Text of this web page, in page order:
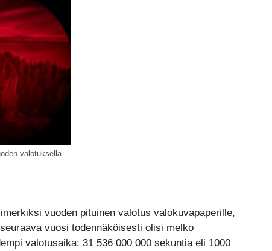
valotuksella
vuoden pituinen valotus valokuvapaperille,
vuosi todennäköisesti olisi melko
valotusaika: 31 536 000 000 sekuntia eli 1000